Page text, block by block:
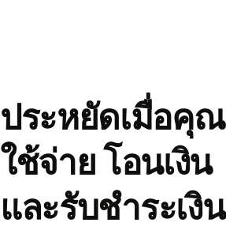
ประหยัดเมื่อคุณ
ใช้จ่าย โอนเงิน
และรับชำระเงิน